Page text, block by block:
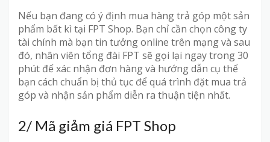
Nếu bạn đang có ý định mua hàng trả góp một sản
phẩm bất kì tại FPT Shop. Bạn chỉ cần chọn công ty
tài chính mà bạn tin tưởng online trên mạng và sau
đó, nhân viên tổng đài FPT sẽ gọi lại ngay trong 30
phút để xác nhận đơn hàng và hướng dẫn cụ thể
bạn cách chuẩn bị thủ tục để quá trình đặt mua trả
góp và nhận sản phẩm diễn ra thuận tiện nhất.
2/ Mã giảm giá FPT Shop